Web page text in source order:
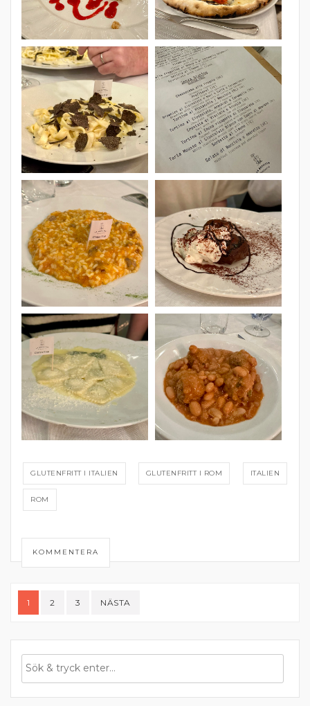
GLUTENFRITT I ITALIEN GLUTENFRITT I ROM ITALIEN
ROM
KOMMENTERA
Sidnumrering
för
1 2 3 NÄSTA